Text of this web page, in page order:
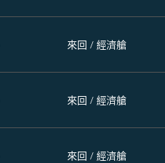
來回 / 經濟艙
來回 / 經濟艙
來回 / 經濟艙